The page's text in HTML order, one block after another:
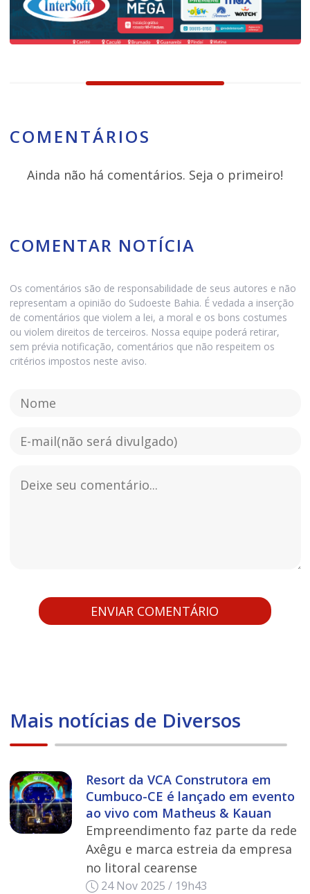
COMENTÁRIOS
Ainda não há comentários. Seja o primeiro!
COMENTAR NOTÍCIA
Os comentários são de responsabilidade de seus autores e não
representam a opinião do Sudoeste Bahia. É vedada a inserção
de comentários que violem a lei, a moral e os bons costumes
ou violem direitos de terceiros. Nossa equipe poderá retirar,
sem prévia notificação, comentários que não respeitem os
critérios impostos neste aviso.
Mais notícias de Diversos
Resort da VCA Construtora em
Cumbuco-CE é lançado em evento
ao vivo com Matheus & Kauan
Empreendimento faz parte da rede
Axêgu e marca estreia da empresa
no litoral cearense
24 Nov 2025 / 19h43